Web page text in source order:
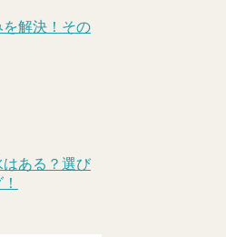
解決！その
ある？選び